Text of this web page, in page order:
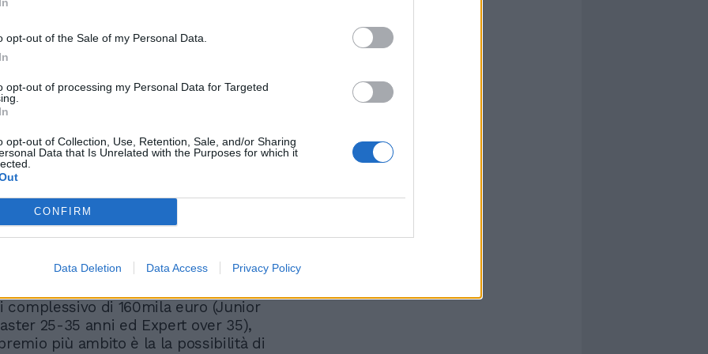
opt-out of the Sale of my Personal Data.
opt-out of processing my Personal Data for Targeted
opt-out of Collection, Use, Retention, Sale, and/or Sharing
Data that Is Unrelated with the Purposes for which it
CONFIRM
Data Deletion Data Access Privacy Policy
nella categoria regina dell'ERC,
di talenti è il Trofeo Lancia,
HF, nelle tappe storiche del
Italiano Assoluto Rally, come la Targa
di Roma Capitale. Tra i protagonisti
serie ERC4 e nel Trofeo Lancia
di Gianandrea Pisani, vincitore della
del Trofeo e promosso nel team
Pesavento e Francesco Dei Ceci.
complessivo di 160mila euro (Junior
25-35 anni ed Expert over 35),
più ambito è la la possibilità di